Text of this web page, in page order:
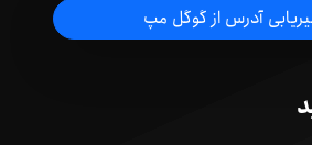
آدرس از گوگل مپ